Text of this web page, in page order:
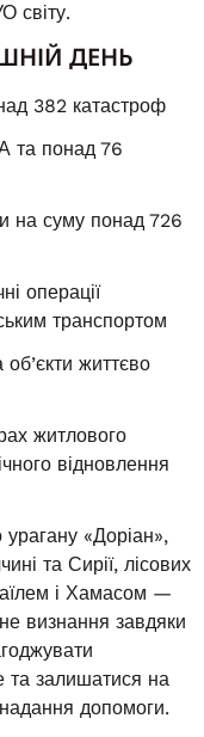
світу.
ДЕНЬ
382 катастроф
та понад 76
на суму понад 726
операції
транспортом
життєво
житлового
відновлення
урагану «Доріан»,
та Сирії, лісових
і Хамасом —
визнання завдяки
та залишатися на
допомоги.